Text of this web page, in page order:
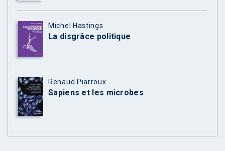
Michel Hastings
La disgrâce politique
Renaud Piarroux
Sapiens et les microbes